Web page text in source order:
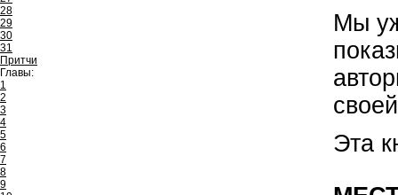
28
29
30
31
Притчи
Главы:
1
2
3
4
5
6
7
8
9
Мы
Эта